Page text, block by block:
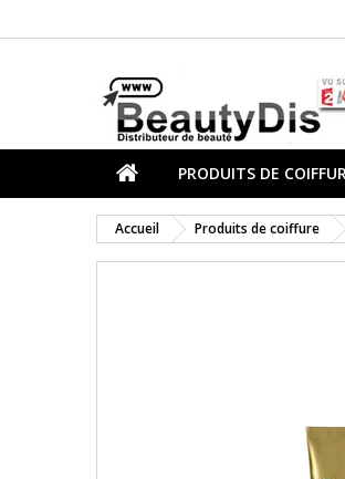
PRODUITS DE
Accueil Produits de coiffure